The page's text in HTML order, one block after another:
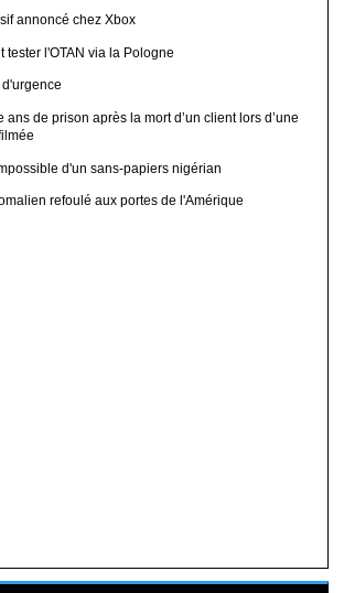
annoncé chez Xbox
tester l'OTAN via la Pologne
ans de prison après la mort d’un client lors d’une
d'un sans-papiers nigérian
refoulé aux portes de l'Amérique